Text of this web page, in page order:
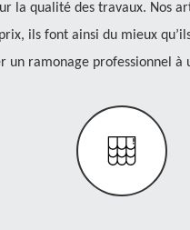
la qualité des travaux. Nos
ils font ainsi du mieux
un ramonage professionnel à